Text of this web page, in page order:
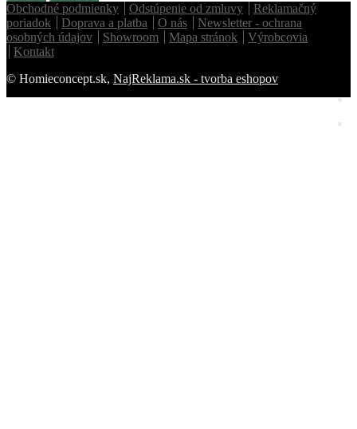
Obchodné podmienky Odstúpenie od zmluvy
Reklamačný
poriadok
Doprava a platba O nás
Newsletter - ochrana
osobných údajov
Showroom Mapa stránok
Výrobcovia
Kontakt
© Homieconcept.sk, NajReklama.sk - tvorba eshopov